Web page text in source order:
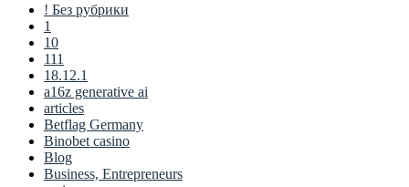
! Без рубрики
1
10
111
18.12.1
a16z generative ai
articles
Betflag Germany
Binobet casino
Blog
Business, Entrepreneurs